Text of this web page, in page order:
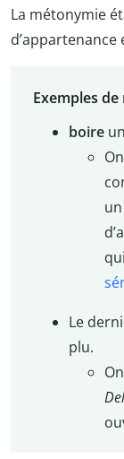
La métonymie
Exemples
boire un
Le
plu.